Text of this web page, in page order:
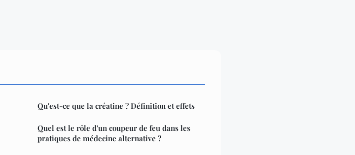
Qu'est-ce que la créatine ? Définition et effets
Quel est le rôle d'un coupeur de feu dans les
pratiques de médecine alternative ?